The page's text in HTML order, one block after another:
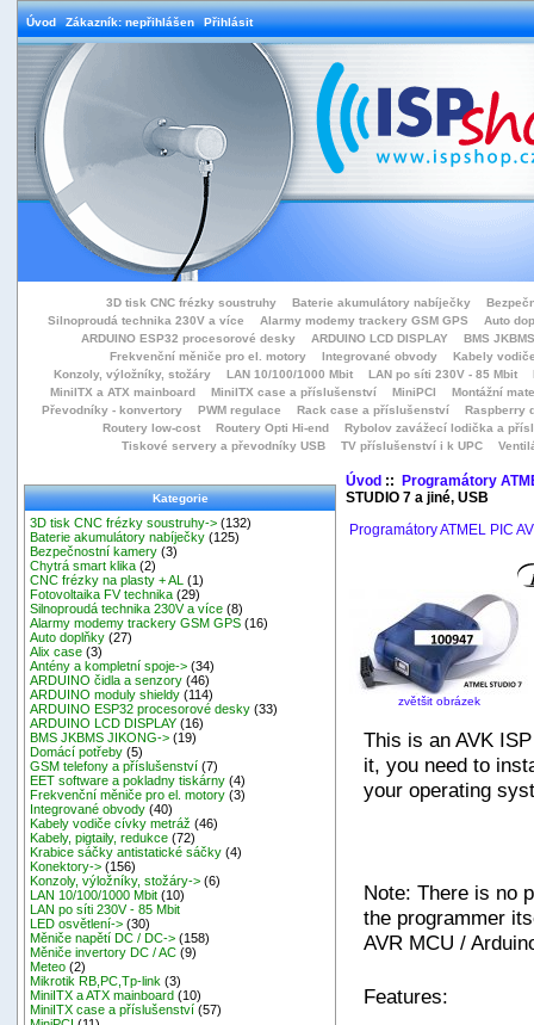
Úvod Zákazník: nepřihlášen Přihlásit
3D tisk CNC frézky soustruhy Baterie akumulátory nabíječky
Silnoproudá technika 230V a více
Alarmy modemy trackery GSM GPS
Auto
ARDUINO ESP32 procesorové desky
ARDUINO LCD DISPLAY
BMS
Frekvenční měniče pro el. motory
Integrované obvody
Kabely
Konzoly, výložníky, stožáry
LAN 10/100/1000 Mbit LAN po síti 230V - 85 Mbit
MiniITX a ATX mainboard
MiniITX case a příslušenství MiniPCI
Montážní
Převodníky - konvertory
PWM regulace Rack case a příslušenství
Raspberry
Routery low-cost
Routery Opti Hi-end
Rybolov zavážecí lodička a přísl
Tiskové servery a převodníky USB
TV příslušenství i k UPC
Kategorie
3D tisk CNC frézky soustruhy-> (132)
Baterie akumulátory nabíječky (125)
Bezpečnostní kamery (3)
Chytrá smart klika (2)
CNC frézky na plasty + AL
(1)
Fotovoltaika FV technika (29)
Silnoproudá technika 230V a více (8)
Alarmy modemy trackery GSM GPS (16)
Auto doplňky (27)
Alix case (3)
Antény a kompletní spoje-> (34)
ARDUINO čidla a senzory (46)
ARDUINO moduly shieldy (114)
ARDUINO ESP32 procesorové desky (33)
ARDUINO LCD DISPLAY (16)
BMS JKBMS JIKONG-> (19)
Domácí potřeby (5)
GSM telefony a příslušenství (7)
EET software a pokladny tiskárny (4)
Frekvenční měniče pro el. motory (3)
Integrované obvody (40)
Kabely vodiče cívky metráž (46)
Kabely, pigtaily, redukce (72)
Krabice sáčky antistatické sáčky (4)
Konektory-> (156)
Konzoly, výložníky, stožáry-> (6)
LAN 10/100/1000 Mbit (10)
LAN po síti 230V - 85 Mbit
LED osvětlení-> (30)
Měniče napětí DC / DC-> (158)
Měniče invertory DC / AC (9)
Meteo (2)
Mikrotik RB,PC,Tp-link (3)
MiniITX a ATX mainboard (10)
MiniITX case a příslušenství (57)
Úvod:: Programátory
STUDIO 7 a jiné, USB
Programátory ATMEL PIC
zvětšit obrázek
This is an AVK
it, you need to
your operating
Note: There is no
the programmer
AVR MCU /
Features: